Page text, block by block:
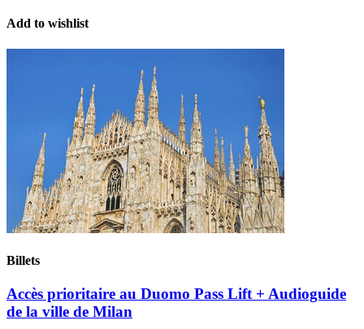
Add to wishlist
Billets
Accès prioritaire au Duomo Pass Lift + Audioguide
de la ville de Milan